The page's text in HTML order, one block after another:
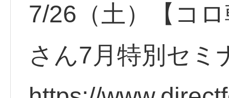
7/26（土）【コ
さん7月特別セミ